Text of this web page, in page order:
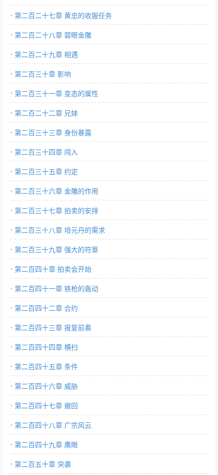
第二百二十七章 黄忠的收服任务
第二百二十八章 碧眼金雕
第二百二十九章 相遇
第二百三十章 影响
第二百三十一章 变态的属性
第二百二十二章 兄妹
第二百三十三章 身份暴露
第二百三十四章 闯入
第二百三十五章 约定
第二百三十六章 金雕的作用
第二百三十七章 拍卖的安排
第二百三十八章 培元丹的需求
第二百三十九章 强大的符箓
第二百四十章 拍卖会开始
第二百四十一章 铁枪的轰动
第二百四十二章 合约
第二百四十三章 报复前奏
第二百四十四章 横扫
第二百四十五章 条件
第二百四十六章 威胁
第二百四十七章 撤回
第二百四十八章 广宗风云
第二百四十九章 鹰眼
第二百五十章 突袭